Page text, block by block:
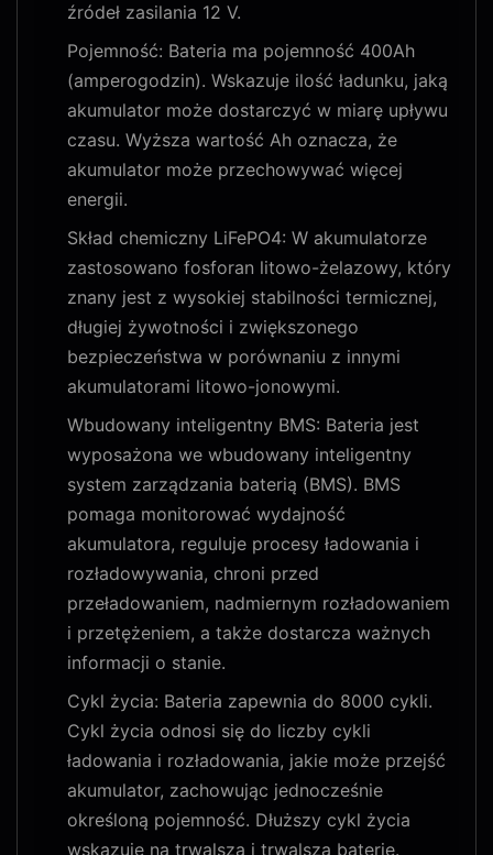
źródeł zasilania 12 V.
Pojemność: Bateria ma pojemność 400Ah
(amperogodzin). Wskazuje ilość ładunku, jaką
akumulator może dostarczyć w miarę upływu
czasu. Wyższa wartość Ah oznacza, że ​​
akumulator może przechowywać więcej
energii.
Skład chemiczny LiFePO4: W akumulatorze
zastosowano fosforan litowo-żelazowy, który
znany jest z wysokiej stabilności termicznej,
długiej żywotności i zwiększonego
bezpieczeństwa w porównaniu z innymi
akumulatorami litowo-jonowymi.
Wbudowany inteligentny BMS: Bateria jest
wyposażona we wbudowany inteligentny
system zarządzania baterią (BMS). BMS
pomaga monitorować wydajność
akumulatora, reguluje procesy ładowania i
rozładowywania, chroni przed
przeładowaniem, nadmiernym rozładowaniem
i przetężeniem, a także dostarcza ważnych
informacji o stanie.
Cykl życia: Bateria zapewnia do 8000 cykli.
Cykl życia odnosi się do liczby cykli
ładowania i rozładowania, jakie może przejść
akumulator, zachowując jednocześnie
określoną pojemność. Dłuższy cykl życia
wskazuje na trwalszą i trwalszą baterię.